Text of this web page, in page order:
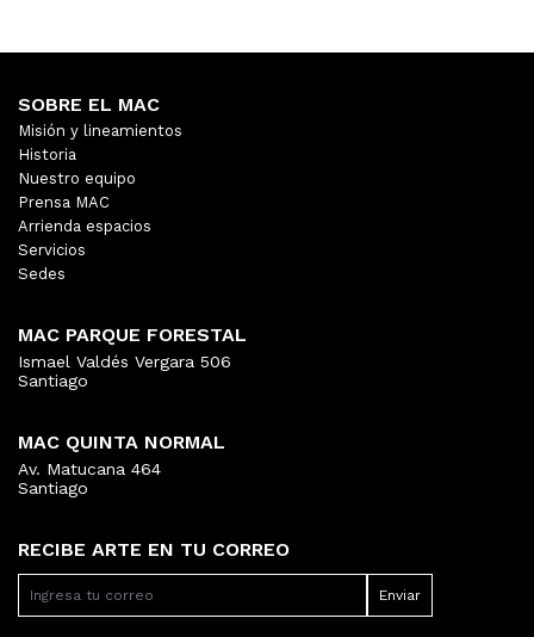
RECIBE ARTE EN TU CORREO
SOBRE EL MAC
Misión y lineamientos
Historia
Nuestro equipo
Prensa MAC
Arrienda espacios
Servicios
Sedes
MAC PARQUE FORESTAL
Ismael Valdés Vergara 506
Santiago
MAC QUINTA NORMAL
Av. Matucana 464
Santiago